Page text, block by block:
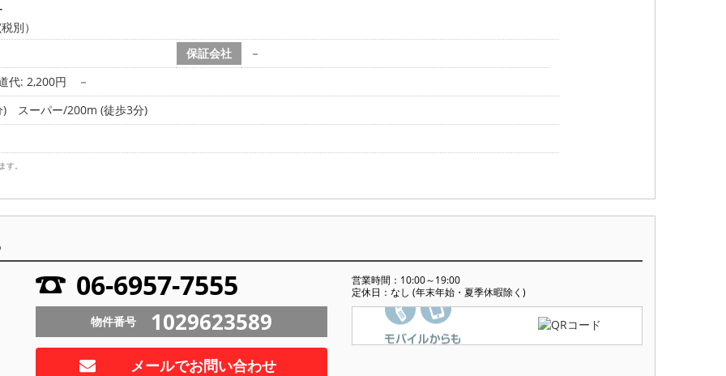
別）
保証会社
－
代: 2,200円
－
)
スーパー/200m (徒歩3分)
。
06-6957-7555
営業時間：10:00～19:00
定休日：なし (年末年始・夏季休暇除く)
物件番号 1029623589
メールでお問い合わせ